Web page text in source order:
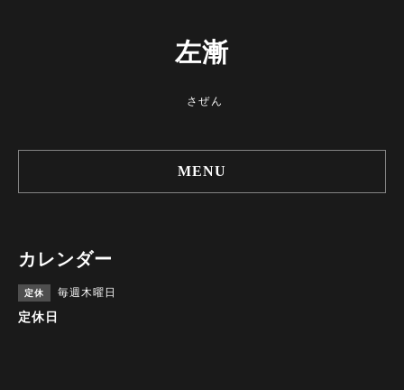
左漸
さぜん
MENU
カレンダー
定休 毎週木曜日
定休日